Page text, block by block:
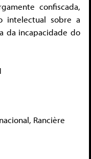
confiscada,
intelectual sobre a
da incapacidade do
, Rancière